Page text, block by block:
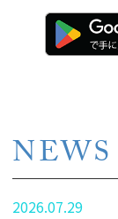
NEWS
2026.07.29